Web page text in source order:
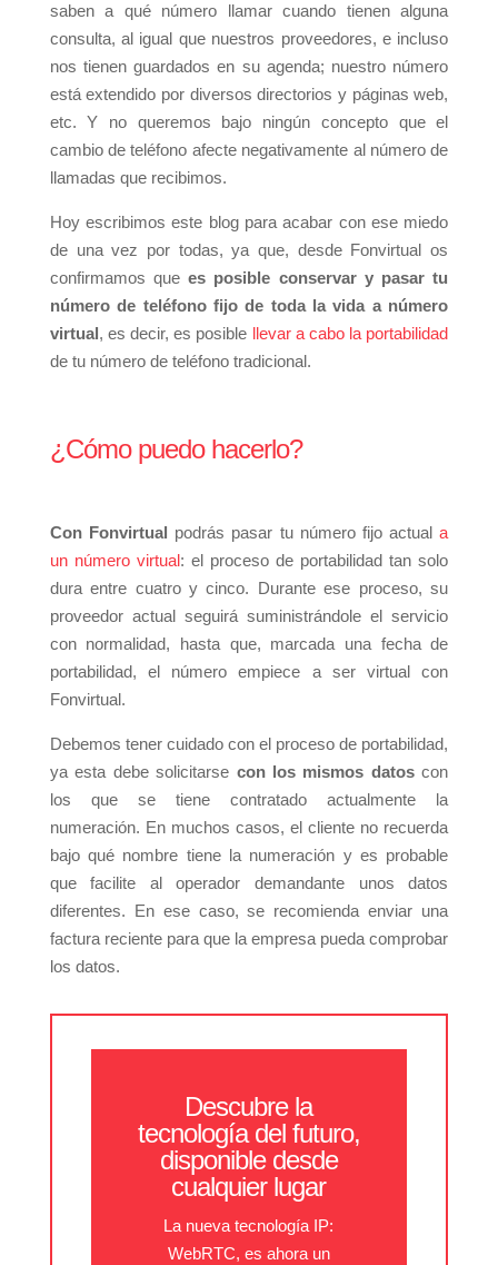
saben a qué número llamar cuando tienen alguna
consulta, al igual que nuestros proveedores, e incluso
nos tienen guardados en su agenda; nuestro número
está extendido por diversos directorios y páginas web,
etc. Y no queremos bajo ningún concepto que el
cambio de teléfono afecte negativamente al número de
llamadas que recibimos.
Hoy escribimos este blog para acabar con ese miedo
de una vez por todas, ya que, desde Fonvirtual os
confirmamos quees posible conservar y pasar tu
número de teléfono fijo de toda la vida a número
virtual, es decir, es posible llevar a cabo la portabilidad
de tu número de teléfono tradicional.
¿Cómo puedo hacerlo?
Con Fonvirtual podrás pasar tu número fijo actuala
un número virtual: el proceso de portabilidad tan solo
dura entre cuatro y cinco. Durante ese proceso, su
proveedor actual seguirá suministrándole el servicio
con normalidad, hasta que, marcada una fecha de
portabilidad, el número empiece a ser virtual con
Fonvirtual.
Debemos tener cuidado con el proceso de portabilidad,
ya esta debe solicitarse con los mismos datoscon
los que se tiene contratado actualmente la
numeración. En muchos casos, el cliente no recuerda
bajo qué nombre tiene la numeración y es probable
que facilite al operador demandante unos datos
diferentes. En ese caso, se recomienda enviar una
factura reciente para que la empresa pueda comprobar
los datos.
Descubre la
tecnología del futuro,
disponible desde
cualquier lugar
La nueva tecnología IP:
WebRTC, es ahora un